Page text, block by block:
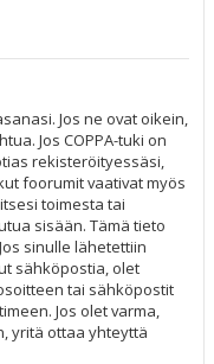
Jos ne ovat oikein,
Jos COPPA-tuki on
rekisteröityessäsi,
foorumit vaativat myös
toimesta tai
sisään. Tämä tieto
sinulle lähetettiin
sähköpostia, olet
tai sähköpostit
Jos olet varma,
yritä ottaa yhteyttä